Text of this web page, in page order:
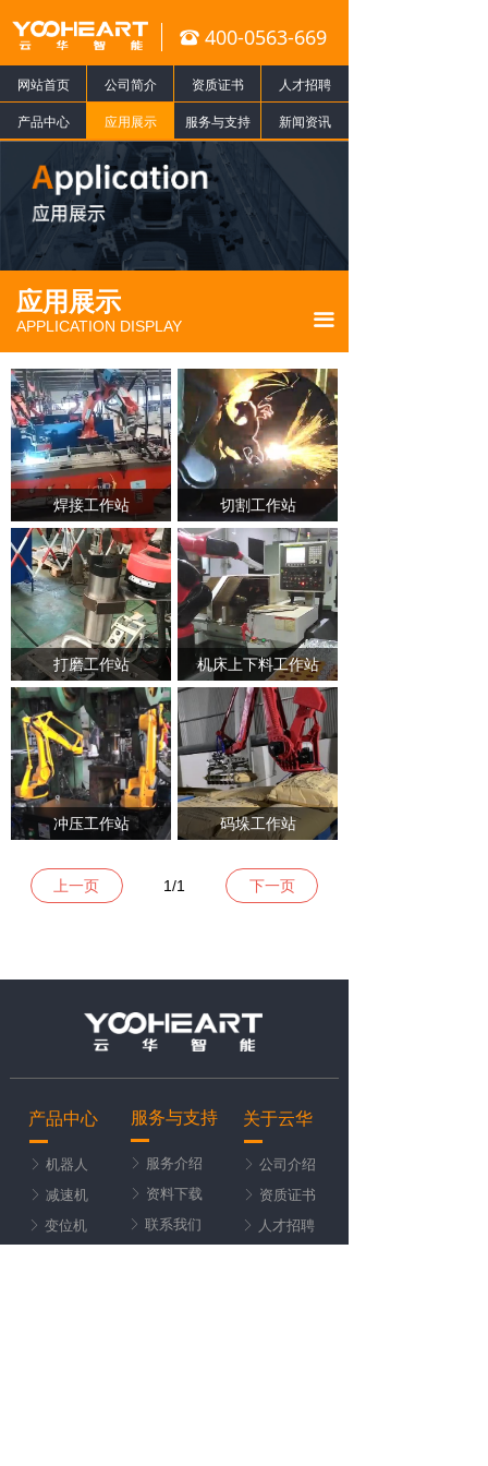
뀰 400-0563-669
网站首页 公司简介 资质证书
人才招聘
产品中心
应用展示 服务与支持 新闻资讯
应用展示
APPLICATION DISPLAY 끀
焊接工作站 切割工作站
打磨工作站 机床上下料工作站
冲压工作站 码垛工作站
上一页 下一页
1/1
产品中心
ꁕ 机器人
ꁕ 减速机
ꁕ 变位机 ꁕ 联系我们
ꁕ 服务介绍
ꁕ 资料下载
服务与支持
ꁕ 人才招聘
ꁕ 公司介绍
ꁕ 资质证书
关于云华